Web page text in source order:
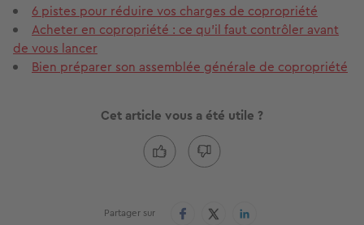
6 pistes pour réduire vos charges de copropriété
Acheter en copropriété : ce qu'il faut contrôler avant
de vous lancer
Bien préparer son assemblée générale de copropriété
Cet article vous a été utile ?
Partager sur